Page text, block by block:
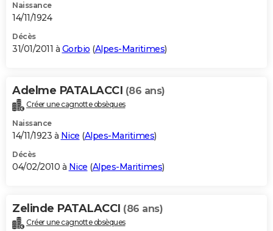
Naissance
14/11/1924
Décès
31/01/2011 à Gorbio (Alpes-Maritimes)
Adelme PATALACCI (86 ans)
Créer une cagnotte obsèques
Naissance
14/11/1923 à Nice (Alpes-Maritimes)
Décès
04/02/2010 à Nice (Alpes-Maritimes)
Zelinde PATALACCI (86 ans)
Créer une cagnotte obsèques